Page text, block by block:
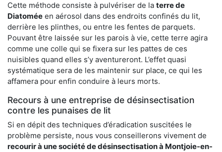
Cette méthode consiste à pulvériser de la terre de
Diatomée en aérosol dans des endroits confinés du lit,
derrière les plinthes, ou entre les fentes de parquets.
Pouvant être laissée sur les parois à vie, cette terre agira
comme une colle qui se fixera sur les pattes de ces
nuisibles quand elles s’y aventureront. L’effet quasi
systématique sera de les maintenir sur place, ce qui les
affamera pour enfin conduire à leurs morts.
Recours à une entreprise de désinsectisation
contre les punaises de lit
Si en dépit des techniques d’éradication suscitées le
problème persiste, nous vous conseillerons vivement de
recourir à une société de désinsectisation à Montjoie-en-